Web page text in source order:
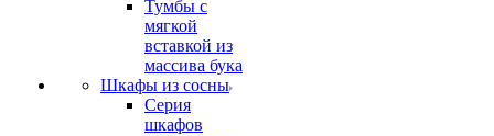
Тумбы с
мягкой
вставкой из
массива бука
Шкафы из сосны
Серия
шкафов